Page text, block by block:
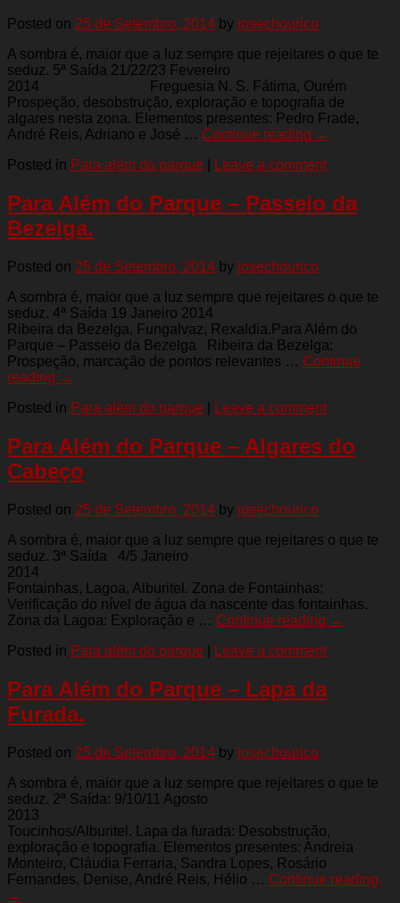
Posted on 25 de Setembro, 2014 by josechourico
A sombra é, maior que a luz sempre que rejeitares o que te
seduz. 5ª Saída 21/22/23 Fevereiro
2014 Freguesia N. S. Fátima, Ourém
Prospeção, desobstrução, exploração e topografia de
algares nesta zona. Elementos presentes: Pedro Frade,
André Reis, Adriano e José … Continue reading →
Posted in Para além do parque Leave a comment
Para Além do Parque – Passeio da
Bezelga.
Posted on 25 de Setembro, 2014 by josechourico
A sombra é, maior que a luz sempre que rejeitares o que te
seduz. 4ª Saída 19 Janeiro 2014
Ribeira da Bezelga, Fungalvaz, Rexaldia.Para Além do
Parque – Passeio da Bezelga Ribeira da Bezelga:
Prospeção, marcação de pontos relevantes … Continue
reading →
Posted in Para além do parque Leave a comment
Para Além do Parque – Algares do
Cabeço
Posted on 25 de Setembro, 2014 by josechourico
A sombra é, maior que a luz sempre que rejeitares o que te
seduz. 3ª Saída 4/5 Janeiro
2014
Fontainhas, Lagoa, Alburitel. Zona de Fontainhas:
Verificação do nível de água da nascente das fontainhas.
Zona da Lagoa: Exploração e … Continue reading →
Posted in Para além do parque Leave a comment
Para Além do Parque – Lapa da
Furada.
Posted on 25 de Setembro, 2014 by josechourico
A sombra é, maior que a luz sempre que rejeitares o que te
seduz. 2ª Saída: 9/10/11 Agosto
2013
Toucinhos/Alburitel. Lapa da furada: Desobstrução,
exploração e topografia. Elementos presentes: Andreia
Monteiro, Cláudia Ferraria, Sandra Lopes, Rosário
Fernandes, Denise, André Reis, Hélio … Continue reading
→